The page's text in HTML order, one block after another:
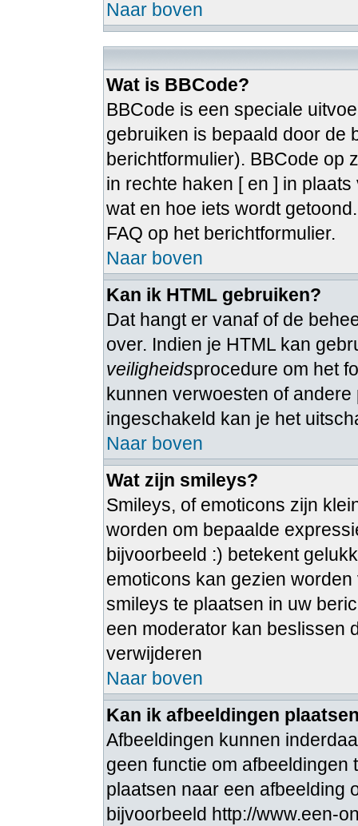
Naar boven
Wat is BBCode?
BBCode is een speciale
gebruiken is bepaald door de
berichtformulier). BBCode op
in rechte haken [ en ] in
wat en hoe iets wordt
FAQ op het berichtformulier.
Naar boven
Kan ik HTML gebruiken?
Dat hangt er vanaf of de
over. Indien je HTML kan
veiligheidsprocedure om het
kunnen verwoesten of
ingeschakeld kan je het
Naar boven
Wat zijn smileys?
Smileys, of emoticons zijn
worden om bepaalde
bijvoorbeeld :) betekent
emoticons kan gezien
smileys te plaatsen in uw
een moderator kan beslissen
verwijderen
Naar boven
Kan ik afbeeldingen
Afbeeldingen kunnen
geen functie om afbeeldingen
plaatsen naar een afbeelding
bijvoorbeeld http://www.een-